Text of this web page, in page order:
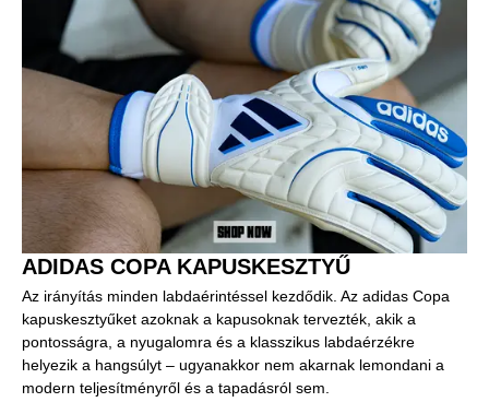
ADIDAS COPA KAPUSKESZTYŰ
Az irányítás minden labdaérintéssel kezdődik. Az adidas Copa
kapuskesztyűket azoknak a kapusoknak tervezték, akik a
pontosságra, a nyugalomra és a klasszikus labdaérzékre
helyezik a hangsúlyt – ugyanakkor nem akarnak lemondani a
modern teljesítményről és a tapadásról sem.